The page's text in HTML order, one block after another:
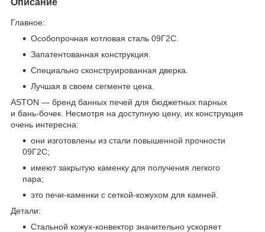
Главное:
Особопрочная котловая сталь 09Г2С.
Запатентованная конструкция.
Специально сконструированная дверка.
Лучшая в своем сегменте цена.
ASTON — бренд банных печей для бюджетных парных
и бань-бочек. Несмотря на доступную цену, их конструкция
очень интересна:
они изготовлены из стали повышенной прочности
09Г2С;
имеют закрытую каменку для получения легкого
пара;
это печи-каменки с сеткой-кожухом для камней.
Детали:
Стальной кожух-конвектор значительно ускоряет